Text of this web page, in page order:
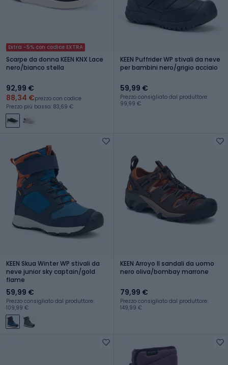
Extra -5% con codice EXTRA
Scarpe da donna KEEN KNX Lace
nero/bianco stella
92,99 €
88,34 €prezzo con codice
Prezzo più basso: 83,69 €
KEEN Puffrider WP stivali da neve
per bambini nero/grigio acciaio
59,99 €
Prezzo consigliato dal produttore:
99,99 €
KEEN Skua Winter WP stivali da
neve junior sky captain/gold
flame
59,99 €
Prezzo consigliato dal produttore:
109,99 €
KEEN Arroyo II sandali da uomo
nero oliva/bombay marrone
79,99 €
Prezzo consigliato dal produttore:
149,99 €